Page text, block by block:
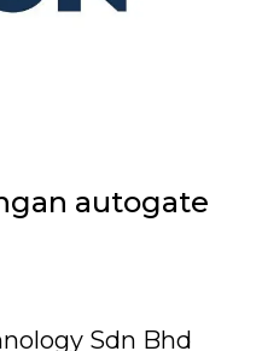
autogate
Sdn Bhd